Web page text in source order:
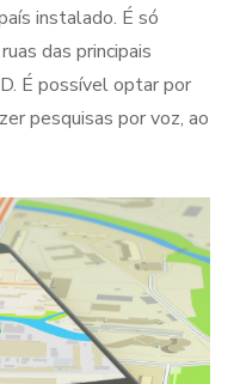
instalado. É só
das principais
É possível optar por
pesquisas por voz, ao